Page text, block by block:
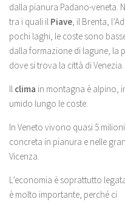
dalla pianura Padano-veneta.
tra i quali il Piave, il Brenta,
pochi laghi, le coste sono
dalla formazione di lagune, la
dove si trova la città di Venezia.
Il clima in montagna è alpino,
umido lungo le coste.
In Veneto vivono quasi 5
concreta in pianura e nelle
Vicenza.
L’economia è soprattutto
è molto importante, perché ci